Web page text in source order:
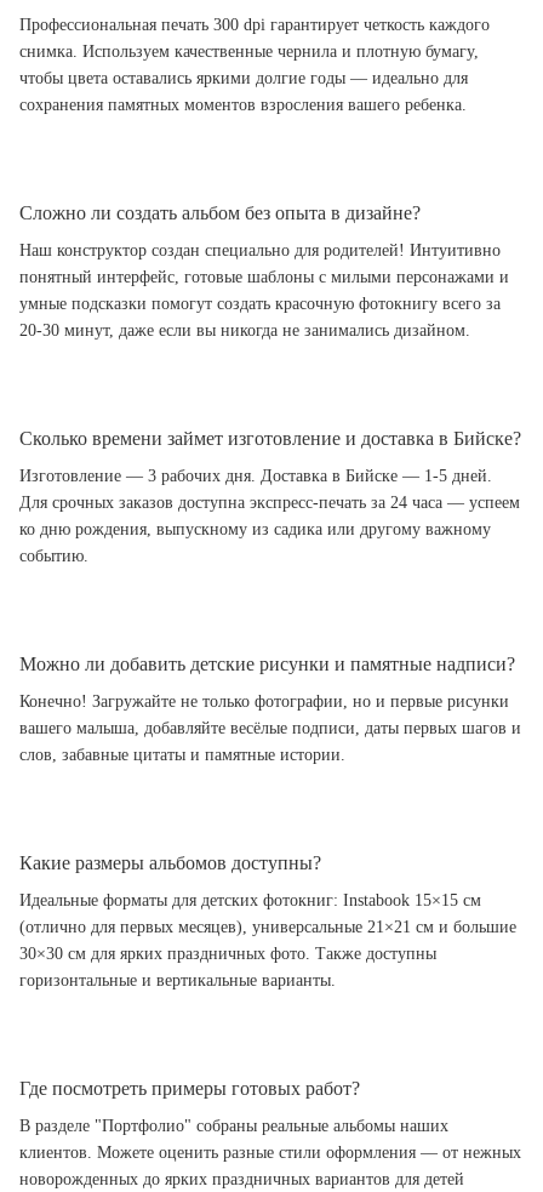
Профессиональная печать 300 dpi гарантирует четкость каждого
снимка. Используем качественные чернила и плотную бумагу,
чтобы цвета оставались яркими долгие годы — идеально для
сохранения памятных моментов взросления вашего ребенка.
Сложно ли создать альбом без опыта в дизайне?
Наш конструктор создан специально для родителей! Интуитивно
понятный интерфейс, готовые шаблоны с милыми персонажами и
умные подсказки помогут создать красочную фотокнигу всего за
20-30 минут, даже если вы никогда не занимались дизайном.
Сколько времени займет изготовление и доставка в Бийске?
Изготовление — 3 рабочих дня. Доставка в Бийске — 1-5 дней.
Для срочных заказов доступна экспресс-печать за 24 часа — успеем
ко дню рождения, выпускному из садика или другому важному
событию.
Можно ли добавить детские рисунки и памятные надписи?
Конечно! Загружайте не только фотографии, но и первые рисунки
вашего малыша, добавляйте весёлые подписи, даты первых шагов и
слов, забавные цитаты и памятные истории.
Какие размеры альбомов доступны?
Идеальные форматы для детских фотокниг: Instabook 15×15 см
(отлично для первых месяцев), универсальные 21×21 см и большие
30×30 см для ярких праздничных фото. Также доступны
горизонтальные и вертикальные варианты.
Где посмотреть примеры готовых работ?
В разделе "Портфолио" собраны реальные альбомы наших
клиентов. Можете оценить разные стили оформления — от нежных
новорожденных до ярких праздничных вариантов для детей